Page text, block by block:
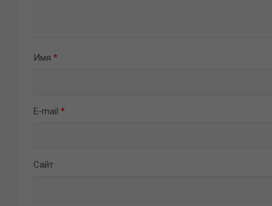
Имя *
E-mail *
Сайт